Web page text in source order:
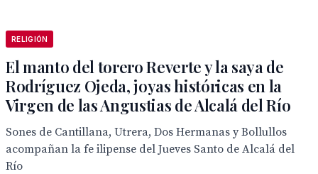
RELIGIÓN
El manto del torero Reverte y la saya de
Rodríguez Ojeda, joyas históricas en la
Virgen de las Angustias de Alcalá del Río
Sones de Cantillana, Utrera, Dos Hermanas y Bollullos
acompañan la fe ilipense del Jueves Santo de Alcalá del
Río